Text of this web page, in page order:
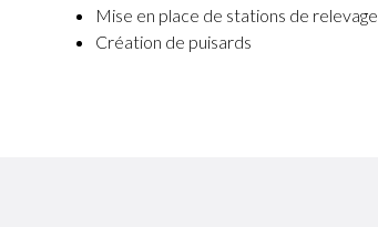
Mise en place de stations de relevage
Création de puisards